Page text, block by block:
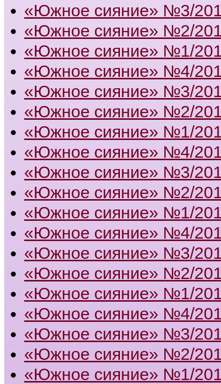
«Южное сияние» №3/
«Южное сияние» №2/
«Южное сияние» №1/
«Южное сияние» №4/
«Южное сияние» №3/
«Южное сияние» №2/
«Южное сияние» №1/
«Южное сияние» №4/
«Южное сияние» №3/
«Южное сияние» №2/
«Южное сияние» №1/
«Южное сияние» №4/
«Южное сияние» №3/
«Южное сияние» №2/
«Южное сияние» №1/
«Южное сияние» №4/
«Южное сияние» №3/
«Южное сияние» №2/
«Южное сияние» №1/